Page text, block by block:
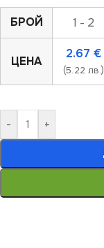
БРОЙ 1 - 2
ЦЕНА
2.67 €
(5.22 лв.)
- +